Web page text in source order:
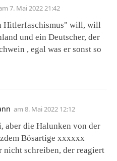
7. Mai 2022 21:42
Hitlerfaschismus" will, will
und ein Deutscher, der
, egal was er sonst so
am 8. Mai 2022 12:12
aber die Halunken von der
Bösartige xxxxxx
nicht schreiben, der reagiert